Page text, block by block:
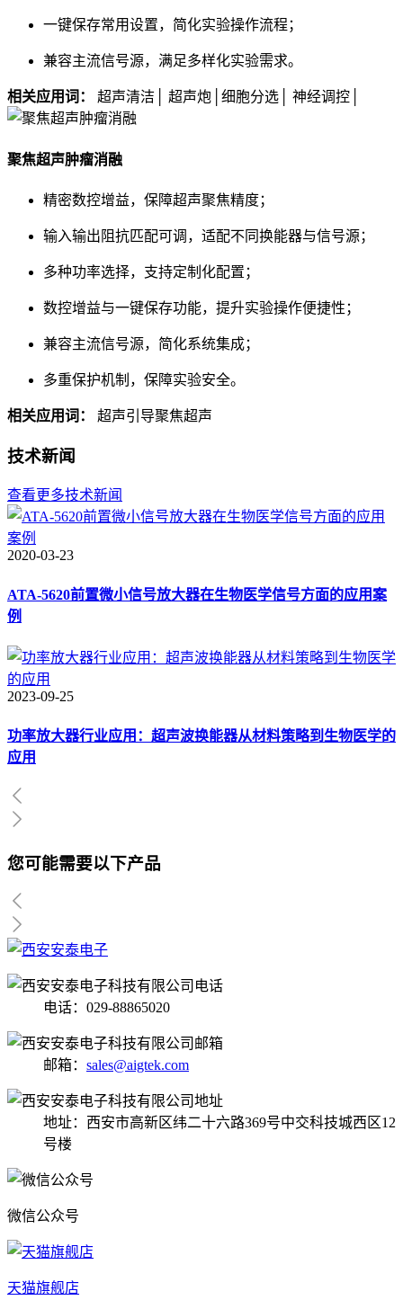
一键保存常用设置，简化实验操作流程；
兼容主流信号源，满足多样化实验需求。
相关应用词： 超声清洁│ 超声炮│细胞分选│ 神经调控│
聚焦超声肿瘤消融
精密数控增益，保障超声聚焦精度；
输入输出阻抗匹配可调，适配不同换能器与信号源；
多种功率选择，支持定制化配置；
数控增益与一键保存功能，提升实验操作便捷性；
兼容主流信号源，简化系统集成；
多重保护机制，保障实验安全。
相关应用词： 超声引导聚焦超声
技术新闻
查看更多技术新闻
2020-03-23
ATA-5620前置微小信号放大器在生物医学信号方面的应用案
例
2023-09-25
功率放大器行业应用：超声波换能器从材料策略到生物医学的
应用
您可能需要以下产品
电话：029-88865020
邮箱： sales@aigtek.com
地址：西安市高新区纬二十六路369号中交科技城西区12
号楼
微信公众号
天猫旗舰店